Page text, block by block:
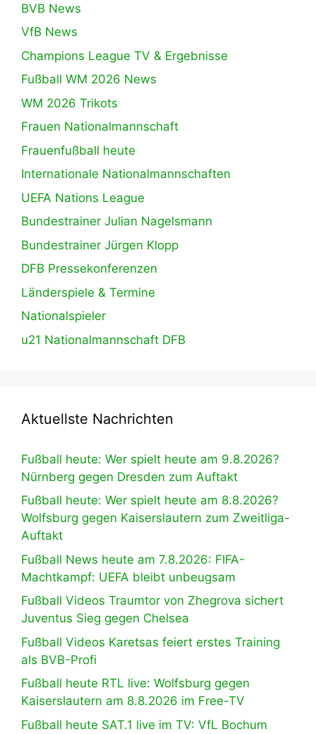
BVB News
VfB News
Champions League TV & Ergebnisse
Fußball WM 2026 News
WM 2026 Trikots
Frauen Nationalmannschaft
Frauenfußball heute
Internationale Nationalmannschaften
UEFA Nations League
Bundestrainer Julian Nagelsmann
Bundestrainer Jürgen Klopp
DFB Pressekonferenzen
Länderspiele & Termine
Nationalspieler
u21 Nationalmannschaft DFB
Aktuellste Nachrichten
Fußball heute: Wer spielt heute am 9.8.2026?
Nürnberg gegen Dresden zum Auftakt
Fußball heute: Wer spielt heute am 8.8.2026?
Wolfsburg gegen Kaiserslautern zum Zweitliga-
Auftakt
Fußball News heute am 7.8.2026: FIFA-
Machtkampf: UEFA bleibt unbeugsam
Fußball Videos Traumtor von Zhegrova sichert
Juventus Sieg gegen Chelsea
Fußball Videos Karetsas feiert erstes Training
als BVB-Profi
Fußball heute RTL live: Wolfsburg gegen
Kaiserslautern am 8.8.2026 im Free-TV
Fußball heute SAT.1 live im TV: VfL Bochum